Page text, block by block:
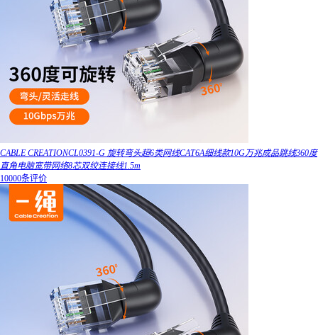
CABLE CREATIONCL0391-G 旋转弯头超6类网线CAT6A细线款10G万兆成品跳线360度
直角电脑宽带网络8芯双绞连接线1.5m
10000条评价